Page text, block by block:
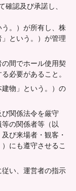
確認及び承諾し、
。）が所有し、株
という。）が管理
間でホール使用契
必要があること。
物」という。）の
関係法令を厳守
の関係者等（以
び来場者・観客・
にも遵守させるこ
い、運営者の指示